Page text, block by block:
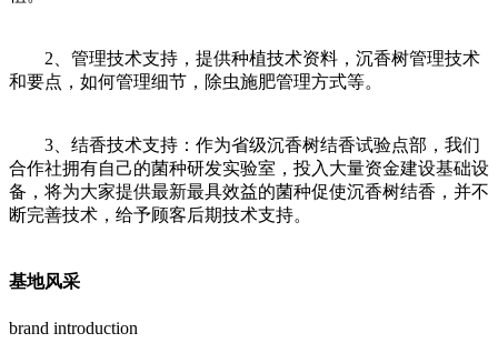
2、管理技术支持，提供种植技术资料，沉香树管理技术
和要点，如何管理细节，除虫施肥管理方式等。
3、结香技术支持：作为省级沉香树结香试验点部，我们
合作社拥有自己的菌种研发实验室，投入大量资金建设基础设
备，将为大家提供最新最具效益的菌种促使沉香树结香，并不
断完善技术，给予顾客后期技术支持。
基地风采
brand introduction